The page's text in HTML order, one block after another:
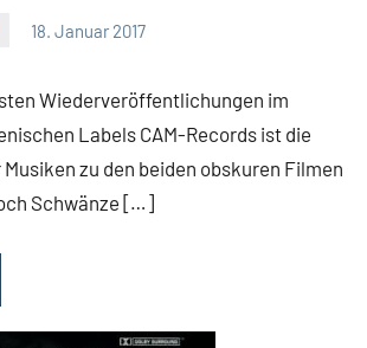
18. Januar 2017
Wiederveröffentlichungen im
Labels CAM-Records ist die
zu den beiden obskuren Filmen
Schwänze […]